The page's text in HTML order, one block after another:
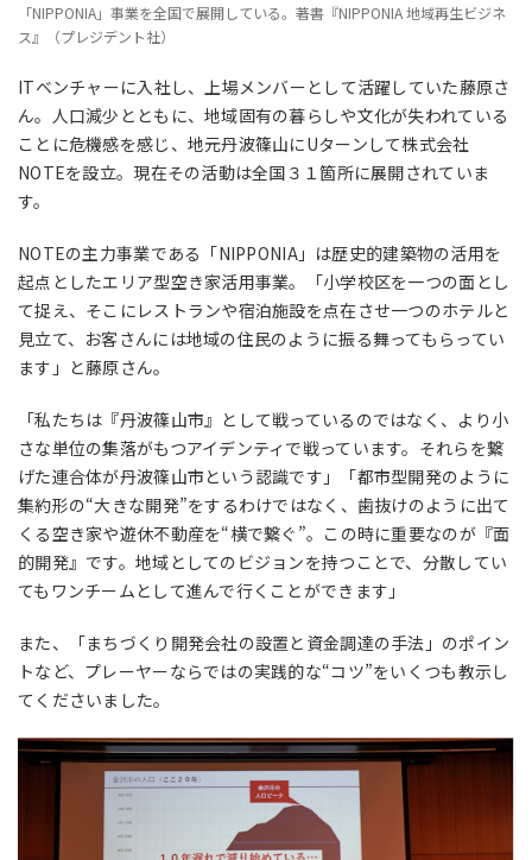
「NIPPONIA」事業を全国で展開している。著書『NIPPONIA 地域再生ビジネ
ス』（プレジデント社）
ITベンチャーに入社し、上場メンバーとして活躍していた藤原さ
ん。人口減少とともに、地域固有の暮らしや文化が失われている
ことに危機感を感じ、地元丹波篠山にUターンして株式会社
NOTEを設立。現在その活動は全国３１箇所に展開されていま
す。
NOTEの主力事業である「NIPPONIA」は歴史的建築物の活用を
起点としたエリア型空き家活用事業。「小学校区を一つの面とし
て捉え、そこにレストランや宿泊施設を点在させ一つのホテルと
見立て、お客さんには地域の住民のように振る舞ってもらってい
ます」と藤原さん。
「私たちは『丹波篠山市』として戦っているのではなく、より小
さな単位の集落がもつアイデンティで戦っています。それらを繋
げた連合体が丹波篠山市という認識です」「都市型開発のように
集約形の“大きな開発”をするわけではなく、歯抜けのように出て
くる空き家や遊休不動産を“横で繋ぐ”。この時に重要なのが『面
的開発』です。地域としてのビジョンを持つことで、分散してい
てもワンチームとして進んで行くことができます」
また、「まちづくり開発会社の設置と資金調達の手法」のポイン
トなど、プレーヤーならではの実践的な“コツ”をいくつも教示し
てくださいました。